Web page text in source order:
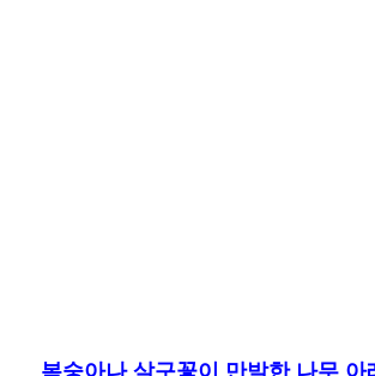
복숭아나 살구꽃이 만발한 나무 아